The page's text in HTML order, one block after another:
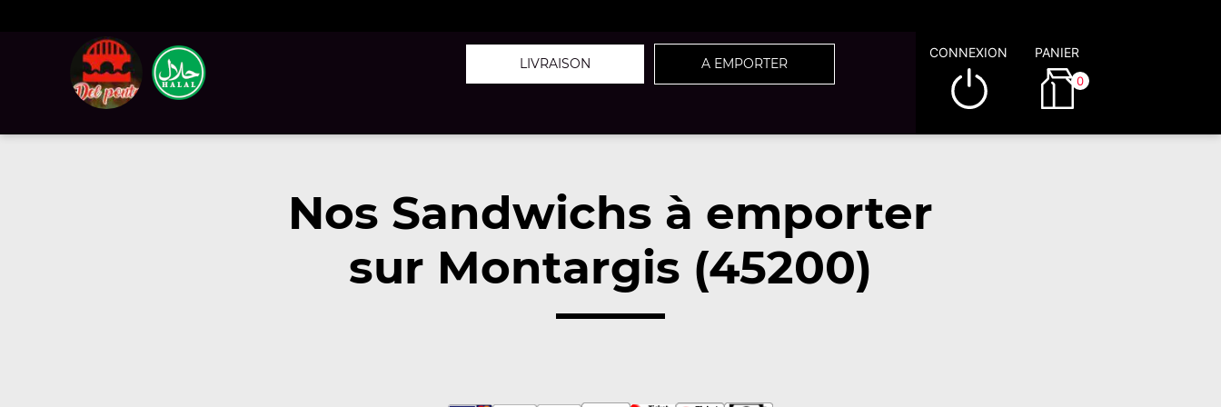
LIVRAISON A EMPORTER
CONNEXION PANIER
0
Nos Sandwichs à emporter
sur Montargis (45200)